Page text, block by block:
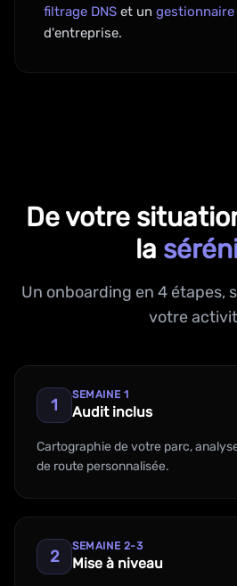
filtrage DNS et un gestionnaire
d'entreprise.
De votre
la
Un onboarding en 4 étapes,
votre
1
SEMAINE 1
Audit inclus
Cartographie de votre parc,
de route personnalisée.
2
SEMAINE 2-3
Mise à niveau